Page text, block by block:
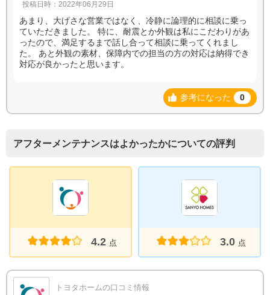
投稿日時：2022年06月29日
あまり、大げさな営業ではなく、冷静に論理的に相談に乗っ
ていただきました。 特に、耐震とか外観は私にこだわりがあ
ったので、満足するまで話し合って相談に乗ってくれまし
た。 あと外観の素材、保障内での担当の方の対応は納得でき
対応が良かったと思います。
参考になった 0
アフターメンテナンスはよかったかについての評判
4.2 点 3.0 点
トヨタホームの口コミ情報